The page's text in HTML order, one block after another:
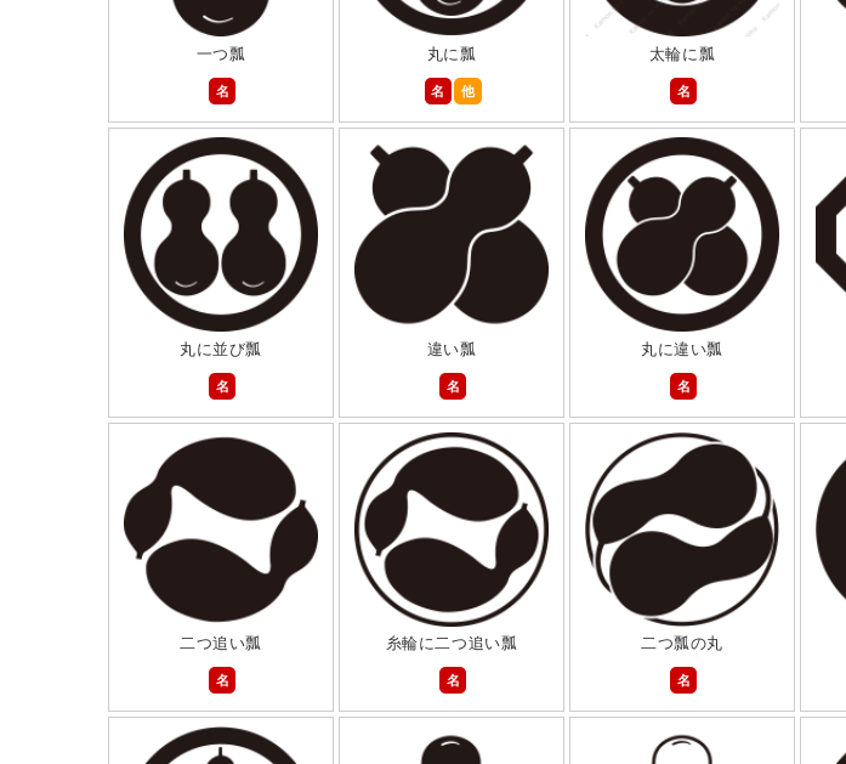
一つ瓢
名
丸に瓢
名
他
太輪に瓢
名
丸に並び瓢
名
違い瓢
名
丸に違い瓢
名
二つ追い瓢
名
糸輪に二つ追い瓢
名
二つ瓢の丸
名